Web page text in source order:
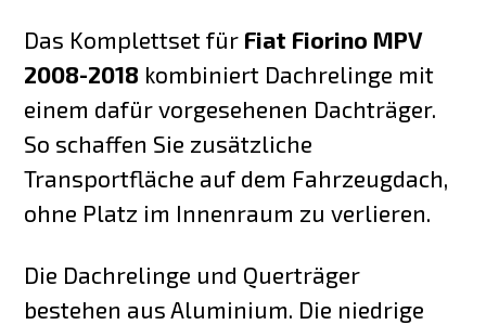
Das Komplettset für Fiat Fiorino MPV
2008-2018 kombiniert Dachrelinge mit
einem dafür vorgesehenen Dachträger.
So schaffen Sie zusätzliche
Transportfläche auf dem Fahrzeugdach,
ohne Platz im Innenraum zu verlieren.
Die Dachrelinge und Querträger
bestehen aus Aluminium. Die niedrige